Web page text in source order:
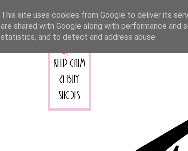
This site uses cookies from Google to deliver its
are shared with Google along with performance
statistics, and to detect and address abuse.